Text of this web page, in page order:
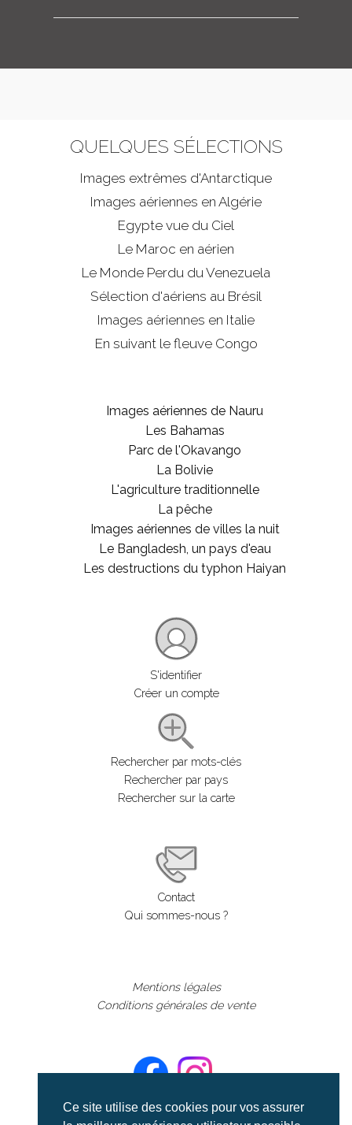
Ce site utilise des cookies pour vos assurer
QUELQUES SÉLECTIONS
Images extrêmes d'Antarctique
Images aériennes en Algérie
Egypte vue du Ciel
Le Maroc en aérien
Le Monde Perdu du Venezuela
Sélection d'aériens au Brésil
Images aériennes en Italie
En suivant le fleuve Congo
Images aériennes de Nauru
Les Bahamas
Parc de l'Okavango
La Bolivie
L'agriculture traditionnelle
La pêche
Images aériennes de villes la nuit
Le Bangladesh, un pays d'eau
Les destructions du typhon Haiyan
S'identifier
Créer un compte
Rechercher par mots-clés
Rechercher par pays
Rechercher sur la carte
Contact
Qui sommes-nous ?
Mentions légales
Conditions générales de vente